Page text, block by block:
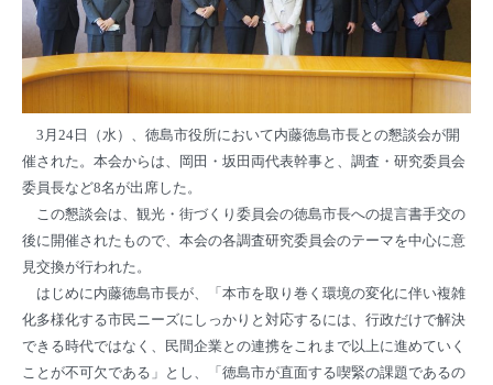
3月24日（水）、徳島市役所において内藤徳島市長との懇談会が開
催された。本会からは、岡田・坂田両代表幹事と、調査・研究委員会
委員長など8名が出席した。
この懇談会は、観光・街づくり委員会の徳島市長への提言書手交の
後に開催されたもので、本会の各調査研究委員会のテーマを中心に意
見交換が行われた。
はじめに内藤徳島市長が、「本市を取り巻く環境の変化に伴い複雑
化多様化する市民ニーズにしっかりと対応するには、行政だけで解決
できる時代ではなく、民間企業との連携をこれまで以上に進めていく
ことが不可欠である」とし、「徳島市が直面する喫緊の課題であるの